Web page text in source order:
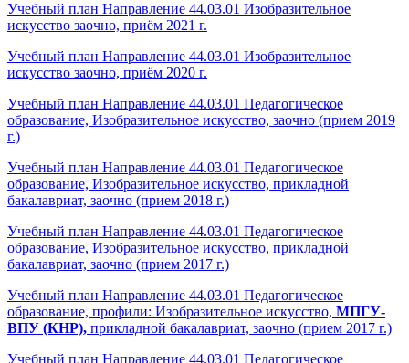
Учебный план Направление 44.03.01 Изобразительное
искусство заочно, приём 2021 г.
Учебный план Направление 44.03.01 Изобразительное
искусство заочно, приём 2020 г.
Учебный план Направление 44.03.01 Педагогическое
образование, Изобразительное искусство, заочно (прием 2019
г.)
Учебный план Направление 44.03.01 Педагогическое
образование, Изобразительное искусство, прикладной
бакалавриат, заочно (прием 2018 г.)
Учебный план Направление 44.03.01 Педагогическое
образование, Изобразительное искусство, прикладной
бакалавриат, заочно (прием 2017 г.)
Учебный план Направление 44.03.01 Педагогическое
образование, профили: Изобразительное искусство, МПГУ-
ВПУ (КНР), прикладной бакалавриат, заочно (прием 2017 г.)
Учебный план Направление 44.03.01 Педагогическое